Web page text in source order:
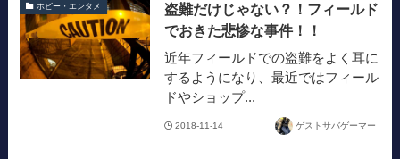
ホビー・エンタメ
盗難だけじゃない？！フィールド
でおきた悲惨な事件！！
近年フィールドでの盗難をよく耳に
するようになり、最近ではフィール
ドやショップ...
2018-11-14 ゲストサバゲーマー